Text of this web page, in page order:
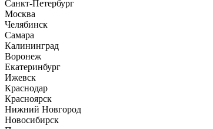
Санкт-Петербург
Москва
Челябинск
Самара
Калининград
Воронеж
Екатеринбург
Ижевск
Краснодар
Красноярск
Нижний Новгород
Новосибирск